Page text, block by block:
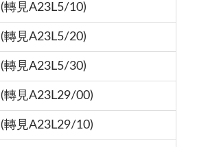
(轉見A23L5/10)
(轉見A23L5/20)
(轉見A23L5/30)
(轉見A23L29/00)
(轉見A23L29/10)